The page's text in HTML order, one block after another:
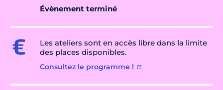
Évènement terminé
Les ateliers sont en accès libre dans la limite
des places disponibles.
Consultez le programme !